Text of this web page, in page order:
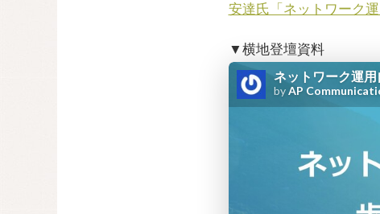
安達氏「ネットワーク
▼横地登壇資料